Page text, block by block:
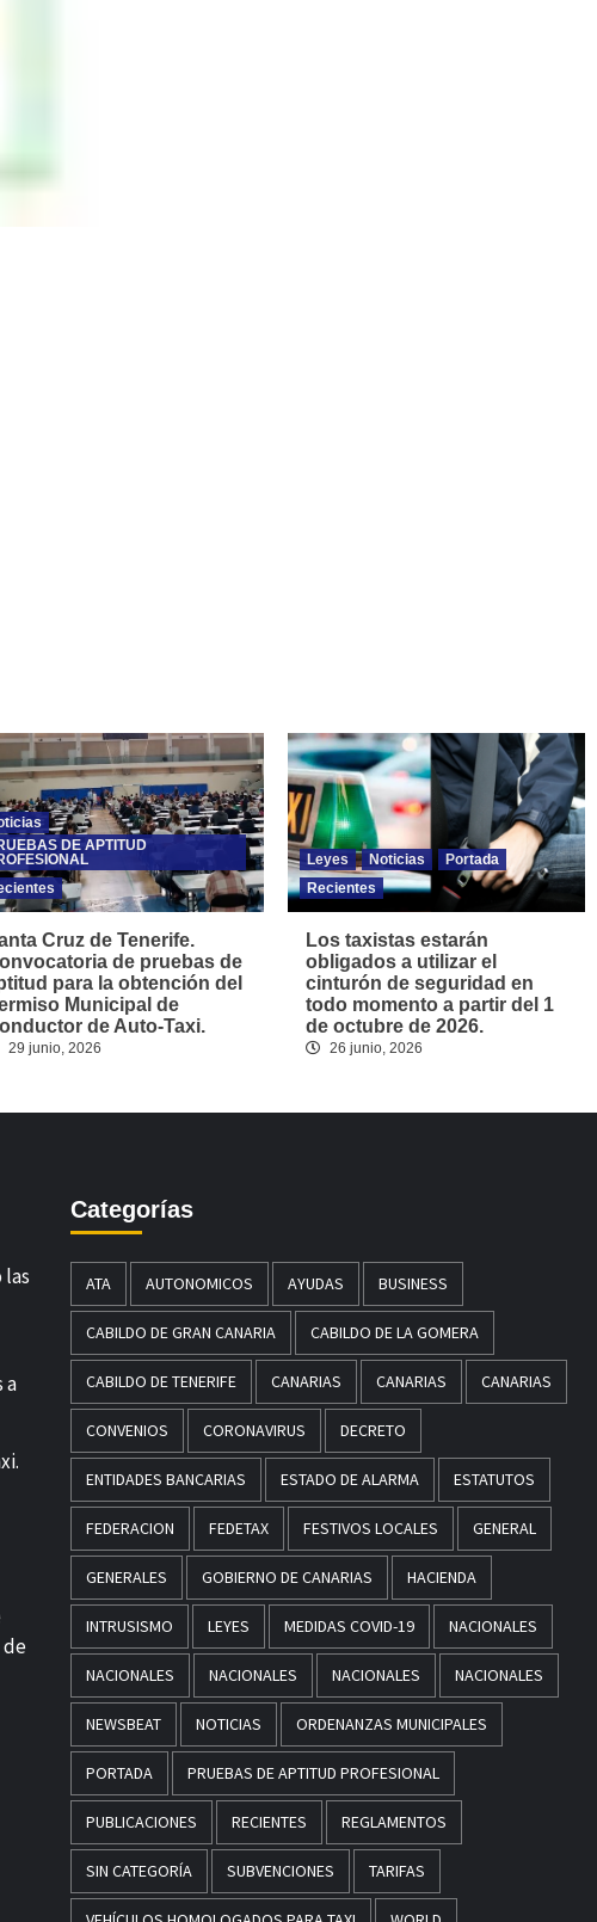
DE APTITUD
Cruz de Tenerife.
de pruebas de
para la obtención del
Municipal de
de Auto-Taxi.
29 junio, 2026
Leyes Noticias
Portada
Recientes
Los taxistas estarán
obligados a utilizar el
cinturón de seguridad en
todo momento a partir del 1
de octubre de 2026.
26 junio, 2026
a
Categorías
ATA AUTONOMICOS AYUDAS BUSINESS
CABILDO DE GRAN CANARIA CABILDO DE LA GOMERA
CABILDO DE TENERIFE CANARIAS CANARIAS CANARIAS
CONVENIOS CORONAVIRUS DECRETO
ENTIDADES BANCARIAS ESTADO DE ALARMA ESTATUTOS
FEDERACION FEDETAX FESTIVOS LOCALES GENERAL
GENERALES GOBIERNO DE CANARIAS HACIENDA
INTRUSISMO LEYES MEDIDAS COVID-19 NACIONALES
NACIONALES NACIONALES NACIONALES NACIONALES
NEWSBEAT NOTICIAS ORDENANZAS MUNICIPALES
PORTADA PRUEBAS DE APTITUD PROFESIONAL
PUBLICACIONES RECIENTES REGLAMENTOS
SIN CATEGORÍA SUBVENCIONES TARIFAS